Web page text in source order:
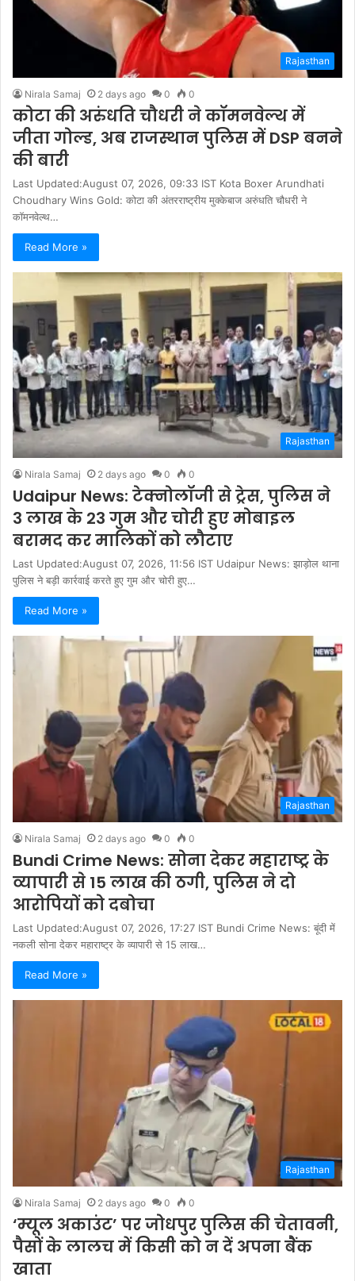
Rajasthan
Nirala Samaj 2 days ago 0 0
कोटा की अरुंधति चौधरी ने कॉमनवेल्थ में
जीता गोल्ड, अब राजस्थान पुलिस में DSP बनने
की बारी
Last Updated:August 07, 2026, 09:33 IST Kota Boxer Arundhati
Choudhary Wins Gold: कोटा की अंतरराष्ट्रीय मुक्केबाज अरुंधति चौधरी ने
कॉमनवेल्थ…
Read More »
Rajasthan
Nirala Samaj 2 days ago 0 0
Udaipur News: टेक्नोलॉजी से ट्रेस, पुलिस ने
3 लाख के 23 गुम और चोरी हुए मोबाइल
बरामद कर मालिकों को लौटाए
Last Updated:August 07, 2026, 11:56 IST Udaipur News: झाड़ोल थाना
पुलिस ने बड़ी कार्रवाई करते हुए गुम और चोरी हुए…
Read More »
Rajasthan
Nirala Samaj 2 days ago 0 0
Bundi Crime News: सोना देकर महाराष्ट्र के
व्यापारी से 15 लाख की ठगी, पुलिस ने दो
आरोपियों को दबोचा
Last Updated:August 07, 2026, 17:27 IST Bundi Crime News: बूंदी में
नकली सोना देकर महाराष्ट्र के व्यापारी से 15 लाख…
Read More »
Rajasthan
Nirala Samaj 2 days ago 0 0
‘म्यूल अकाउंट’ पर जोधपुर पुलिस की चेतावनी,
पैसों के लालच में किसी को न दें अपना बैंक
खाता